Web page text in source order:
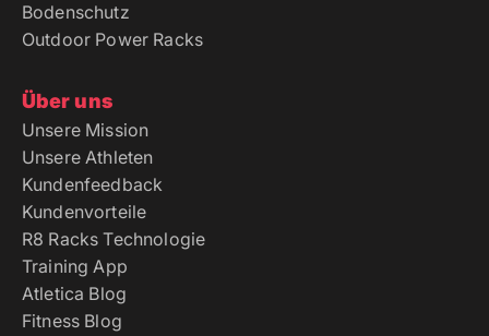
Bodenschutz
Outdoor Power Racks
Über uns
Unsere Mission
Unsere Athleten
Kundenfeedback
Kundenvorteile
R8 Racks Technologie
Training App
Atletica Blog
Fitness Blog